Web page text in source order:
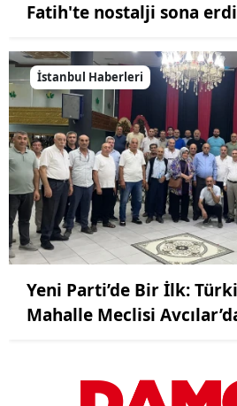
Fatih'te nostalji sona erdi
İstanbul Haberleri
Yeni Parti’de Bir İlk:
Mahalle Meclisi